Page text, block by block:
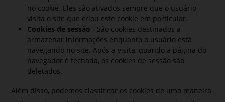
no cookie. Eles são ativados sempre que o usuário
visita o site que criou este cookie em particular.
Cookies de sessão - São cookies destinados a
armazenar informações enquanto o usuário está
navegando no site. Após a visita, quando a página do
navegador é fechada, os cookies de sessão são
deletados.
Além disso, podemos classificar os cookies de uma maneira